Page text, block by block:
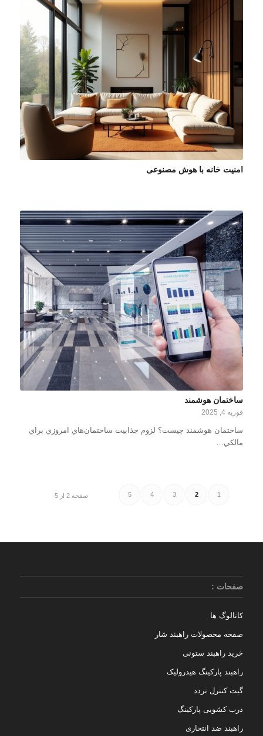
امنیت خانه با هوش مصنوعی
ساختمان هوشمند
فوریه 4, 2025
ساختمان‌ هوشمند چیست؟ لزوم جذابيت ساختمان‌هاي امروزي براي
مالكي…
صفحه 2 از 5 1
2
3
4
5
صفحات :
کاتالوگ ها
صفحه محصولات راهبند شار
خرید راهبند ستونی
راهبند پارکینگ هیدرولیک
گیت کنترل تردد
درب کشویی پارکینگ
راهبند ضد انتحاری